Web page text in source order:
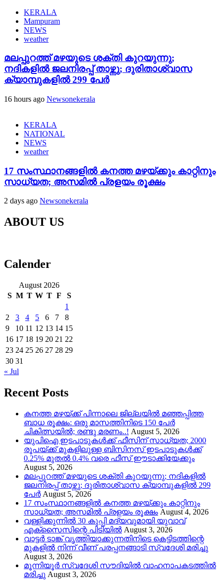
KERALA
Mampuram
NEWS
weather
മലപ്പുറത്ത് മഴയുടെ ശക്തി കുറയുന്നു;
നദികളിൽ ജലനിരപ്പ് താഴ്ന്നു; ദുരിതാശ്വാസ
ക്യാമ്പുകളിൽ 299 പേർ
16 hours ago Newsonekerala
KERALA
NATIONAL
NEWS
weather
17 സംസ്ഥാനങ്ങളിൽ കനത്ത മഴയ്ക്കും കാറ്റിനും
സാധ്യത; അസമിൽ പ്രളയം രൂക്ഷം
2 days ago Newsonekerala
ABOUT US
Calender
August 2026
S M T W T F
S
1
2
3 4 5 6 7
8
9
10 11 12 13 14 15
16 17 18 19 20 21 22
23 24 25 26 27 28 29
30 31
« Jul
Recent Posts
കനത്ത മഴയ്‌ക്ക് പിന്നാലെ ജില്ലയിൽ മഞ്ഞപ്പിത്ത
ബാധ രൂക്ഷം: ഒരു മാസത്തിനിടെ 150 പേർ
ചികിത്സയിൽ; രണ്ടു മരണം..! August 5, 2026
യുപിഐ ഇടപാടുകൾക്ക് ഫീസിന് സാധ്യത; 2000
രൂപയ്ക്ക് മുകളിലുള്ള ബിസിനസ് ഇടപാടുകൾക്ക്
0.25% മുതൽ 0.4% വരെ ഫീസ് ഈടാക്കിയേക്കും
August 5, 2026
മലപ്പുറത്ത് മഴയുടെ ശക്തി കുറയുന്നു; നദികളിൽ
ജലനിരപ്പ് താഴ്ന്നു; ദുരിതാശ്വാസ ക്യാമ്പുകളിൽ 299
പേർ August 5, 2026
17 സംസ്ഥാനങ്ങളിൽ കനത്ത മഴയ്ക്കും കാറ്റിനും
സാധ്യത; അസമിൽ പ്രളയം രൂക്ഷം August 4, 2026
വള്ളിക്കുന്നിൽ 30 കുപ്പി മദ്യവുമായി യുവാവ്
എക്സൈസിന്റെ പിടിയിൽ August 3, 2026
വാട്ടർ ടാങ്ക് വൃത്തിയാക്കുന്നതിനിടെ കെട്ടിടത്തിന്റെ
മുകളിൽ നിന്ന് വീണ് പരപ്പനങ്ങാടി സ്വദേശി മരിച്ചു
August 3, 2026
മൂന്നിയൂർ സ്വദേശി സൗദിയിൽ വാഹനാപകടത്തിൽ
മരിച്ചു August 3, 2026